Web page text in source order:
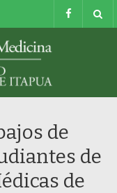
de
de
de